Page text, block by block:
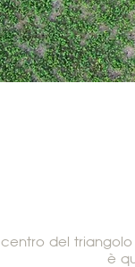
del triangolo
è